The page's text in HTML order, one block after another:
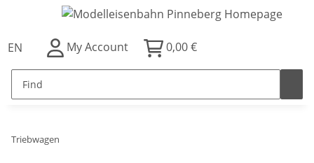
EN My Account 0,00 €
Triebwagen